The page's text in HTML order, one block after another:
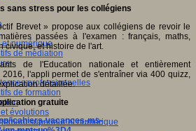
et numérique
de médiation
professionnelles
de formation
évolutions
supérieur et numérique
sans stress pour les collégiens
Brevet » propose aux collégiens de revoir le
passées à l'examen : français, maths,
civique, et histoire de l'art.
de l'Education nationale et entièrement
l'appli permet de s'entraîner via 400 quizz,
détaillée.
gratuite
icahiers-vacances-ms-